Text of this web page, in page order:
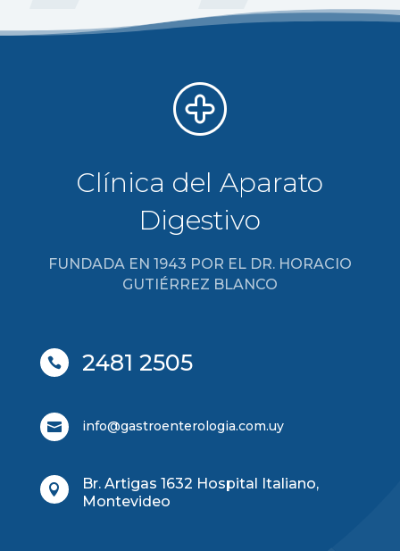
Clínica del Aparato
Digestivo
FUNDADA EN 1943 POR EL DR. HORACIO
GUTIÉRREZ BLANCO
 2481 2505
 info@gastroenterologia.com.uy

Br. Artigas 1632 Hospital Italiano,
Montevideo